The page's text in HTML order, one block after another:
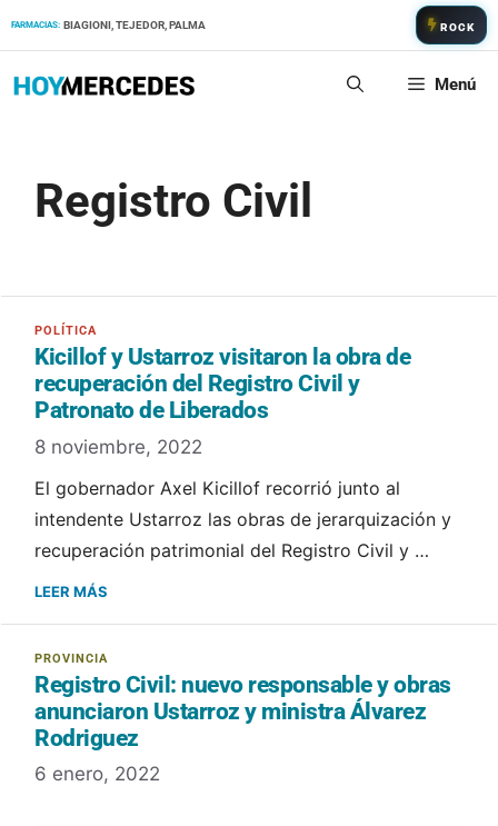
FARMACIAS: BIAGIONI, TEJEDOR, PALMA ROCK
Menú
Registro Civil
Kicillof y Ustarroz visitaron la obra de
recuperación del Registro Civil y
Patronato de Liberados
8 noviembre, 2022
El gobernador Axel Kicillof recorrió junto al
intendente Ustarroz las obras de jerarquización y
recuperación patrimonial del Registro Civil y …
LEER MÁS
Registro Civil: nuevo responsable y obras
anunciaron Ustarroz y ministra Álvarez
Rodriguez
6 enero, 2022